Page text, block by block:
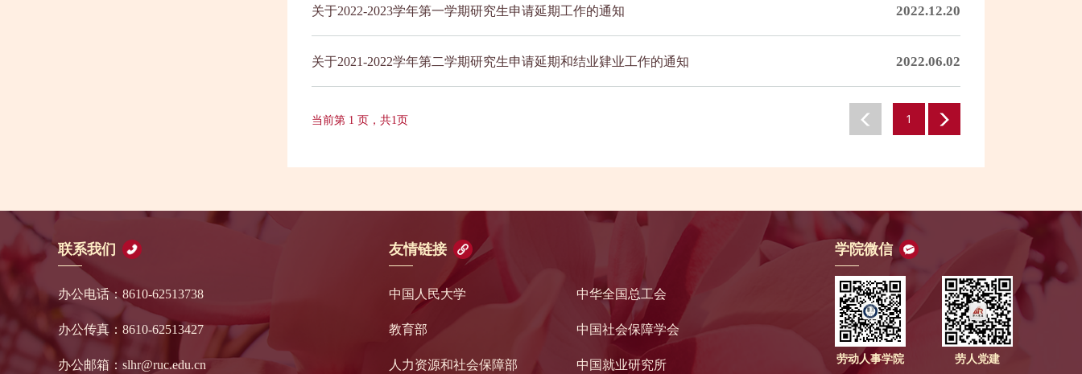
关于2022-2023学年第一学期研究生申请延期工作的通知 2022.12.20
关于2021-2022学年第二学期研究生申请延期和结业肄业工作的通知 2022.06.02
当前第 1 页，共1页 1
联系我们
办公电话：8610-62513738
办公传真：8610-62513427
办公邮箱：slhr@ruc.edu.cn
友情链接
中国人民大学
教育部
人力资源和社会保障部
中华全国总工会
中国社会保障学会
中国就业研究所
学院微信
劳动人事学院 劳人党建